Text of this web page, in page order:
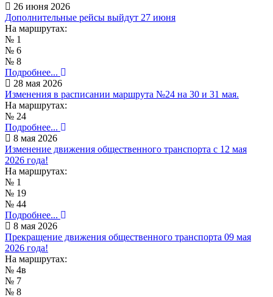
26 июня 2026
Дополнительные рейсы выйдут 27 июня
На маршрутах:
№ 1
№ 6
№ 8
Подробнее...
28 мая 2026
Изменения в расписании маршрута №24 на 30 и 31 мая.
На маршрутах:
№ 24
Подробнее...
8 мая 2026
Изменение движения общественного транспорта с 12 мая
2026 года!
На маршрутах:
№ 1
№ 19
№ 44
Подробнее...
8 мая 2026
Прекращение движения общественного транспорта 09 мая
2026 года!
На маршрутах:
№ 4в
№ 7
№ 8